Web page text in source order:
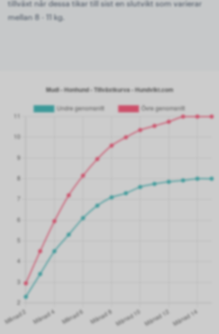
tillväxt når dessa tikar till sist en slutvikt som varierar
mellan 8 - 11 kg.